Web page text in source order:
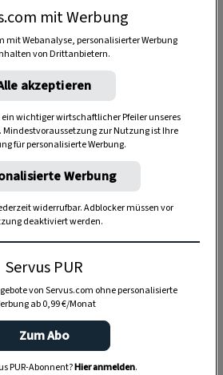
Anzeige
mit Werbung
mit Webanalyse, personalisierter Werbung
von Drittanbietern.
akzeptieren
wichtiger wirtschaftlicher Pfeiler unseres
Mindestvoraussetzung zur Nutzung ist Ihre
für personalisierte Werbung.
Werbung
widerrufbar. Adblocker müssen vor
deaktiviert werden.
Servus PUR
von Servus.com ohne personalisierte
ab 0,99 €/Monat
Zum Abo
PUR-Abonnent?Hier anmelden.